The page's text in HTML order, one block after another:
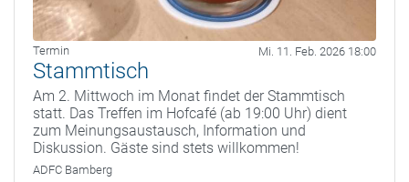
Termin Mi. 11. Feb. 2026 18:00
Stammtisch
Am 2. Mittwoch im Monat findet der Stammtisch
statt. Das Treffen im Hofcafé (ab 19:00 Uhr) dient
zum Meinungsaustausch, Information und
Diskussion. Gäste sind stets willkommen!
ADFC Bamberg